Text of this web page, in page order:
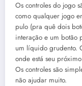
Os controles do jogo
como qualquer jogo
pulo (pra quê dois
interação e um botão
um líquido grudento.
onde está seu
Os controles são
não ajudar muito.